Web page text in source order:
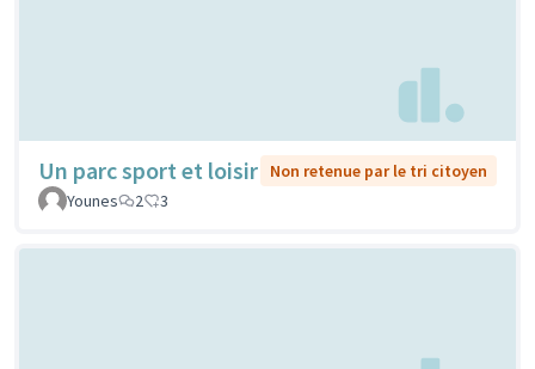
Un parc sport et loisir
Non retenue par le tri citoyen
Younes
2 3